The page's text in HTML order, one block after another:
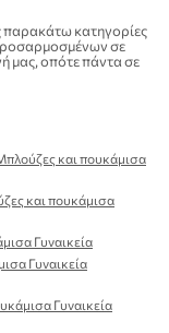
παρακάτω κατηγορίες
σε
μας, οπότε πάντα σε
και πουκάμισα
και πουκάμισα
Γυναικεία
Γυναικεία
Γυναικεία